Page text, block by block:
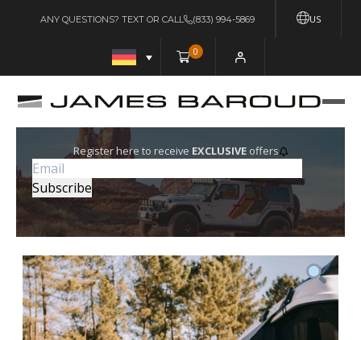
US
ANY QUESTIONS? TEXT OR CALL (833) 994-5869
0
Register here to receive EXCLUSIVEoffers